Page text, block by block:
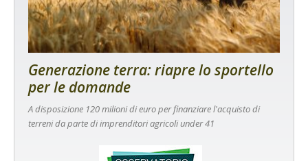
Generazione terra: riapre lo sportello
per le domande
A disposizione 120 milioni di euro per finanziare l'acquisto di
terreni da parte di imprenditori agricoli under 41